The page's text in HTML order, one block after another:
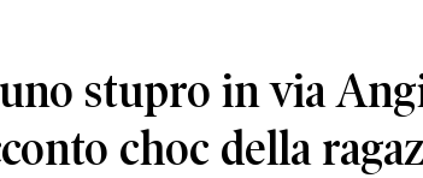
stupro in via
choc della